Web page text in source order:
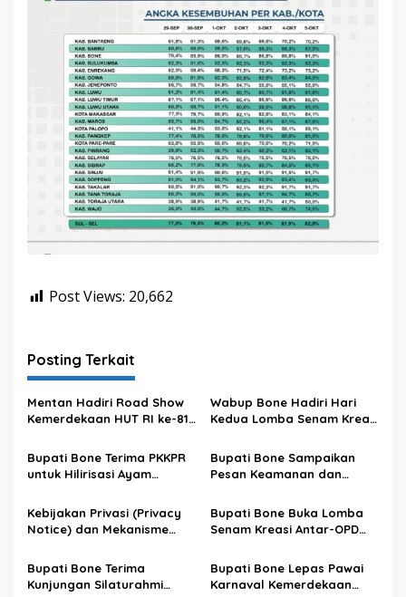
a
t
a
n
Post Views: 20,662
Posting Terkait
Mentan Hadiri Road Show
Kemerdekaan HUT RI ke-81
Kabupaten Bone, Dihadiri
Puluhan Ribu Masyarakat
Wabup Bone Hadiri Hari
Kedua Lomba Senam Kreasi
Bupati Bone Terima PKKPR
untuk Hilirisasi Ayam
Bupati Bone Sampaikan
Pesan Keamanan dan
Kebijakan Privasi (Privacy
Notice) dan Mekanisme
Data pada Portal Bone
Satu Data
Bupati Bone Buka Lomba
Senam Kreasi Antar-OPD
Bupati Bone Terima
Kunjungan Silaturahmi
Bupati Bone Lepas Pawai
Karnaval Kemerdekaan